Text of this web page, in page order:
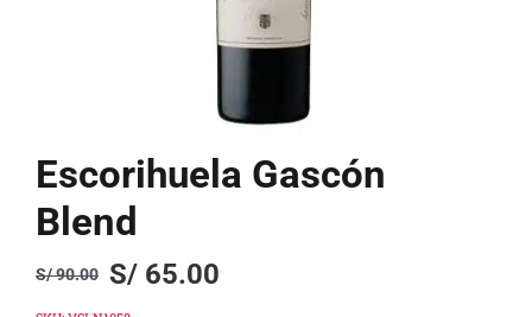
Escorihuela Gascón
Blend
S/90.00
Original
S/65.00
Current